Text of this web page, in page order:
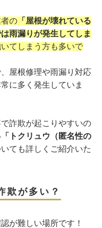
の 「屋根が壊れている
雨漏りが発生してしま
てしまう方も多いで
屋根修理や雨漏り対応
に多く発生していま
詐欺が起こりやすいの
「トクリュウ（匿名性の
ても詳しくご紹介いた
欺が多い？
が難しい場所です！